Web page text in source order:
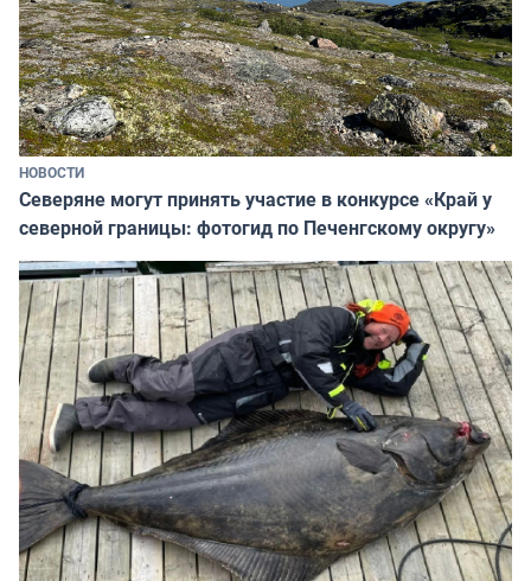
НОВОСТИ
Северяне могут принять участие в конкурсе «Край у
северной границы: фотогид по Печенгскому округу»